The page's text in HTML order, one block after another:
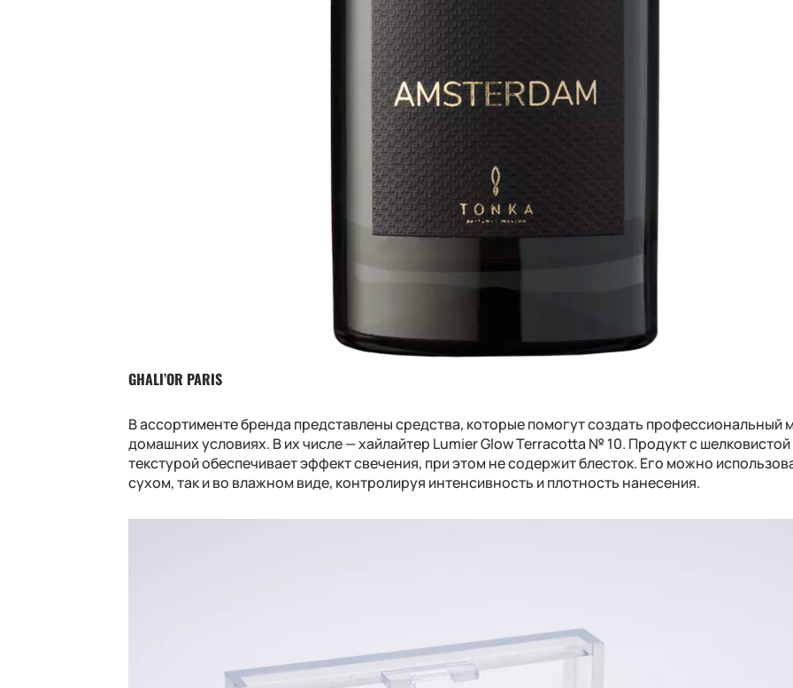
GHALI’OR PARIS
В ассортименте бренда представлены средства, которые помогут создать профессиональный
домашних условиях. В их числе — хайлайтер Lumier Glow Terracotta № 10. Продукт с шелковистой
текстурой обеспечивает эффект свечения, при этом не содержит блесток. Его можно
сухом, так и во влажном виде, контролируя интенсивность и плотность нанесения.